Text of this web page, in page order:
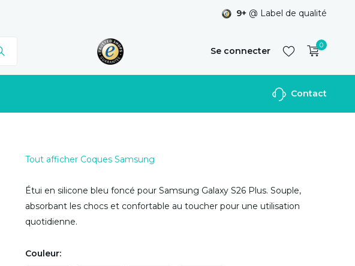
9+ @ Label de qualité
Se connecter
S'inscrire
0
Contact
Tout afficher Coques Samsung
Étui en silicone bleu foncé pour Samsung Galaxy S26 Plus. Souple,
absorbant les chocs et confortable au toucher pour une utilisation
quotidienne.
Couleur: